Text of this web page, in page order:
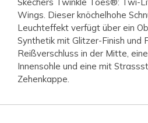
Wings. Dieser knöchelhohe
Leuchteffekt verfügt über ein
Synthetik mit Glitzer-Finish und
Reißverschluss in der Mitte,
Innensohle und eine mit
Zehenkappe.